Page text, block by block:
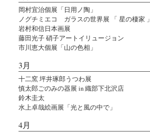
岡村宜治個展「日用ノ陶」
ノグチミエコ ガラスの世界展 「 星の棲家 」
岩村和信日本画展
藤田光子 硝子アートイリュージョン
市川恵大個展「山の色相」
3月
十二窯 坪井琢郎うつわ展
慎太郎ごのみの器展 in 織部下北沢店
鈴木圭太
水上卓哉絵画展「光と風の中で」
4月